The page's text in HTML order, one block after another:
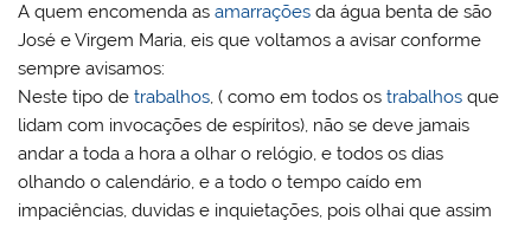
A quem encomenda asamarrações da água benta de são
José e Virgem Maria, eis que voltamos a avisar conforme
sempre avisamos:
Neste tipo detrabalhos, ( como em todos ostrabalhos que
lidam com invocações de espíritos), não se deve jamais
andar a toda a hora a olhar o relógio, e todos os dias
olhando o calendário, e a todo o tempo caído em
impaciências, duvidas e inquietações, pois olhai que assim